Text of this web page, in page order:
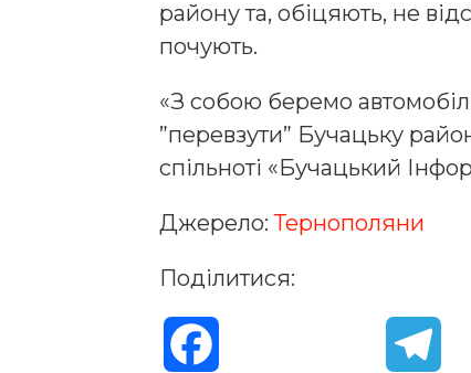
району та, обіцяють, не
почують.
«З собою беремо
”перевзути” Бучацьку
спільноті «Бучацький
Джерело:Тернополяни
Поділитися: